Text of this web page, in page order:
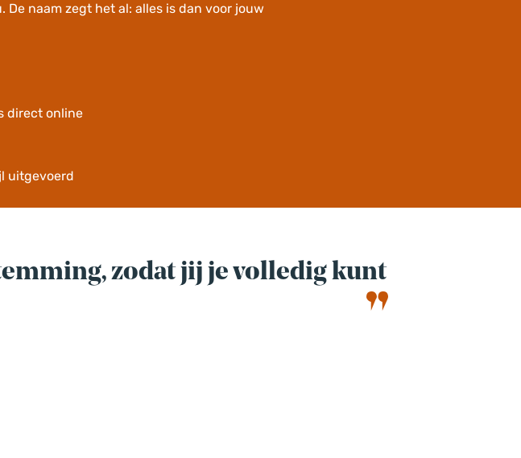
naam zegt het al: alles is dan voor jouw
direct online
uitgevoerd
zodat jij je volledig kunt